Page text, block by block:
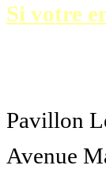
Si votre
Pavillon
Avenue